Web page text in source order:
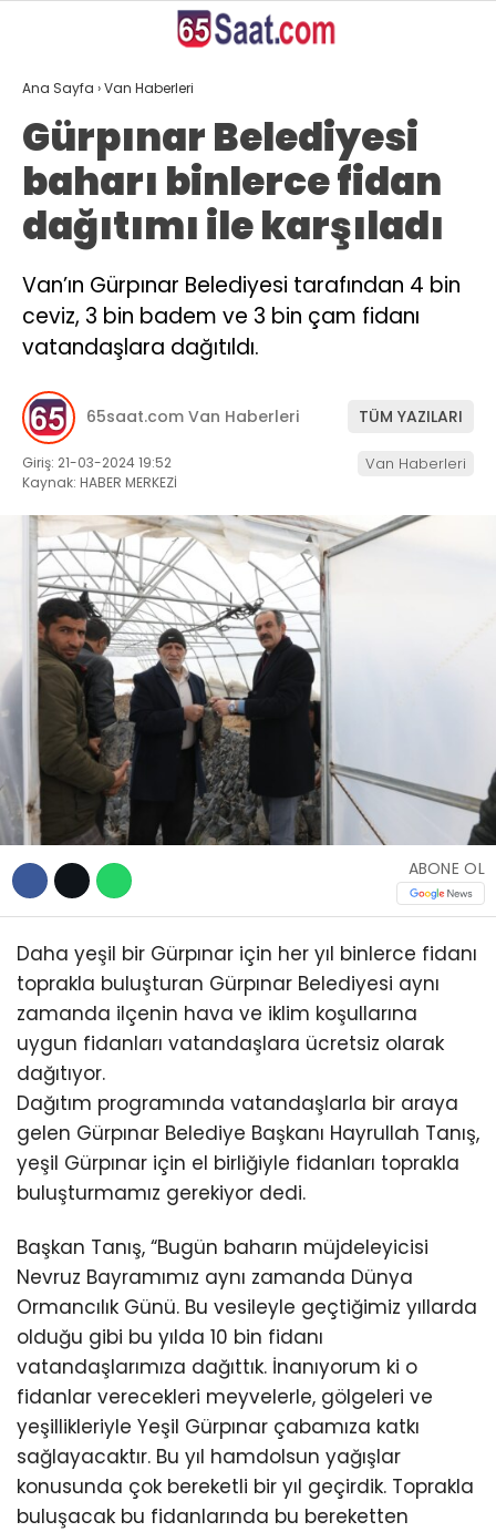
WhatsApp İhbar
Facebook
Instagram
Youtube
25.2
ANASAYFA
VAN
GÜNDEM
EKONOMİ
SİYASET
SAĞLIK
SPOR
TEKNOLOJİ
Ana Sayfa ›Van Haberleri
Gürpınar Belediyesi
baharı binlerce fidan
dağıtımı ile karşıladı
Van’ın Gürpınar Belediyesi tarafından 4 bin
ceviz, 3 bin badem ve 3 bin çam fidanı
vatandaşlara dağıtıldı.
65saat.com Van Haberleri TÜM YAZILARI
Giriş: 21-03-2024 19:52
Kaynak: HABER MERKEZİ
Van Haberleri
ABONE OL
Daha yeşil bir Gürpınar için her yıl binlerce fidanı
toprakla buluşturan Gürpınar Belediyesi aynı
zamanda ilçenin hava ve iklim koşullarına
uygun fidanları vatandaşlara ücretsiz olarak
dağıtıyor.
Dağıtım programında vatandaşlarla bir araya
gelen Gürpınar Belediye Başkanı Hayrullah Tanış,
yeşil Gürpınar için el birliğiyle fidanları toprakla
buluşturmamız gerekiyor dedi.
Başkan Tanış, “Bugün baharın müjdeleyicisi
Nevruz Bayramımız aynı zamanda Dünya
Ormancılık Günü. Bu vesileyle geçtiğimiz yıllarda
olduğu gibi bu yılda 10 bin fidanı
vatandaşlarımıza dağıttık. İnanıyorum ki o
fidanlar verecekleri meyvelerle, gölgeleri ve
yeşillikleriyle Yeşil Gürpınar çabamıza katkı
sağlayacaktır. Bu yıl hamdolsun yağışlar
konusunda çok bereketli bir yıl geçirdik. Toprakla
buluşacak bu fidanlarında bu bereketten